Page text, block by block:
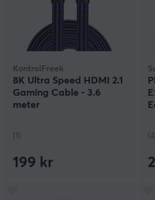
KontrolFreek
8K Ultra Speed HDMI 2.1
Gaming Cable - 3.6
meter
(1)
199 kr
(4)